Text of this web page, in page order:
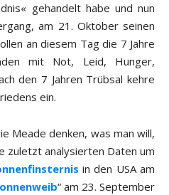
gehandelt habe und nun
am 21. Oktober seinen
an diesem Tag die 7 Jahre
mit Not, Leid, Hunger,
den 7 Jahren Trübsal kehre
ein.
Meade denken, was man will,
zuletzt analysierten Daten um
in den USA am
“ am 23. September